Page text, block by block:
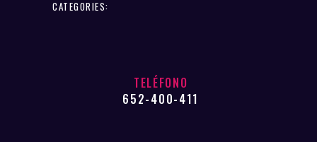
CATEGORIES:
TELÉFONO
652-400-411